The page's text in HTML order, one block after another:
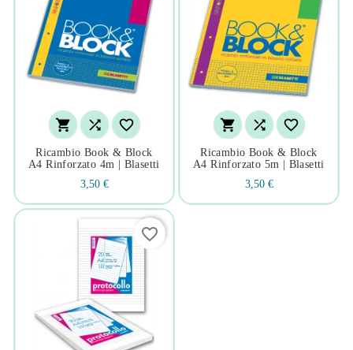
  
Ricambio Book & Block
A4 Rinforzato 4m | Blasetti
3,50 €
  
Ricambio Book & Block
A4 Rinforzato 5m | Blasetti
3,50 €
favorite_border